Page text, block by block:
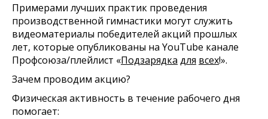
Примерами лучших практик проведения
производственной гимнастики могут служить
видеоматериалы победителей акций прошлых
лет, которые опубликованы на YouTube канале
Профсоюза/плейлист «Подзарядка для всех!».
Зачем проводим акцию?
Физическая активность в течение рабочего дня
помогает: